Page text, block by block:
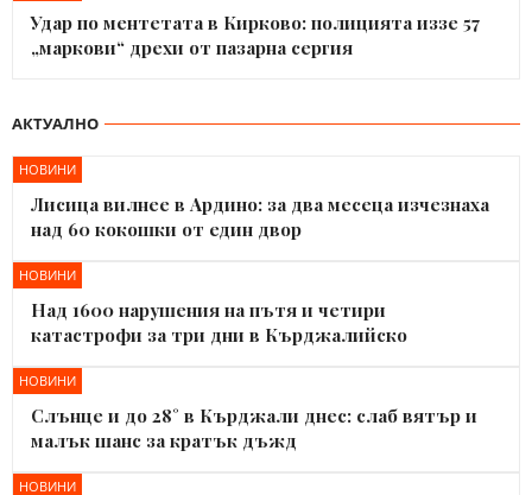
Удар по ментетата в Кирково: полицията иззе 57
„маркови“ дрехи от пазарна сергия
АКТУАЛНО
НОВИНИ
Лисица вилнее в Ардино: за два месеца изчезнаха
над 60 кокошки от един двор
НОВИНИ
Над 1600 нарушения на пътя и четири
катастрофи за три дни в Кърджалийско
НОВИНИ
Слънце и до 28° в Кърджали днес: слаб вятър и
малък шанс за кратък дъжд
НОВИНИ